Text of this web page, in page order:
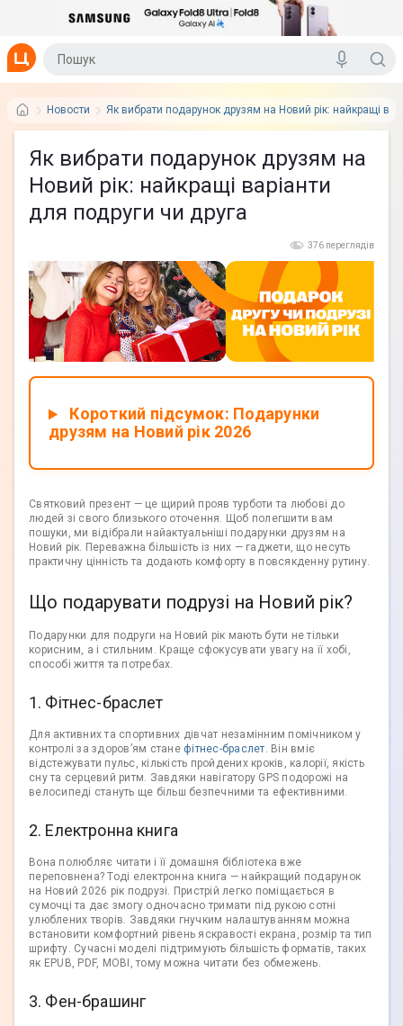
Новости Як вибрати подарунок друзям на Новий рік: найкращі
Як вибрати подарунок друзям на
Новий рік: найкращі варіанти
для подруги чи друга
376 переглядів
Короткий підсумок: Подарунки
друзям на Новий рік 2026
Святковий презент — це щирий прояв турботи та любові до
людей зі свого близького оточення. Щоб полегшити вам
пошуки, ми відібрали найактуальніші подарунки друзям на
Новий рік. Переважна більшість із них — гаджети, що несуть
практичну цінність та додають комфорту в повсякденну рутину.
Що подарувати подрузі на Новий рік?
Подарунки для подруги на Новий рік мають бути не тільки
корисним, а і стильним. Краще сфокусувати увагу на її хобі,
способі життя та потребах.
1. Фітнес-браслет
Для активних та спортивних дівчат незамінним помічником у
контролі за здоров’ям стане фітнес-браслет. Він вміє
відстежувати пульс, кількість пройдених кроків, калорії, якість
сну та серцевий ритм. Завдяки навігатору GPS подорожі на
велосипеді стануть ще більш безпечними та ефективними.
2. Електронна книга
Вона полюбляє читати і її домашня бібліотека вже
переповнена? Тоді електронна книга — найкращий подарунок
на Новий 2026 рік подрузі. Пристрій легко поміщається в
сумочці та дає змогу одночасно тримати під рукою сотні
улюблених творів. Завдяки гнучким налаштуванням можна
встановити комфортний рівень яскравості екрана, розмір та тип
шрифту. Сучасні моделі підтримують більшість форматів, таких
як EPUB, PDF, MOBI, тому можна читати без обмежень.
3. Фен-брашинг